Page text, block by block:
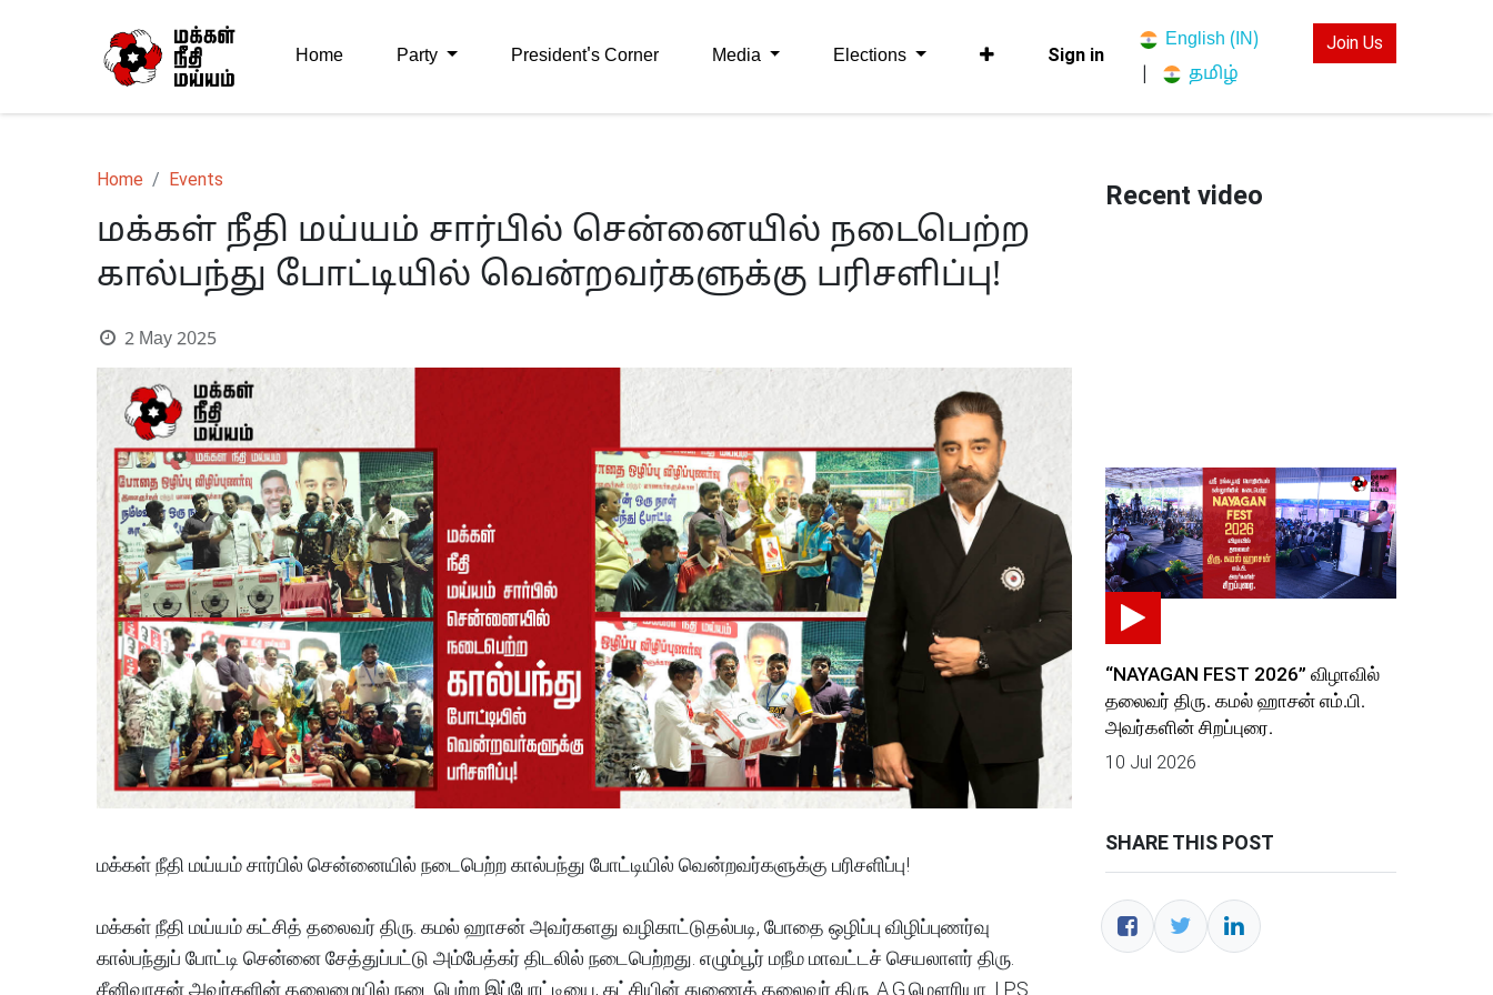
Home Party President's Corner Media Elections Sign in
English (IN)
தமிழ்
Join Us
Home Events
மக்கள் நீதி மய்யம் சார்பில் சென்னையில் நடைபெற்ற
கால்பந்து போட்டியில் வென்றவர்களுக்கு பரிசளிப்பு!
2 May 2025
மக்கள் நீதி மய்யம் சார்பில் சென்னையில் நடைபெற்ற கால்பந்து போட்டியில் வென்றவர்களுக்கு பரிசளிப்பு!
மக்கள் நீதி மய்யம் கட்சித் தலைவர் திரு. கமல் ஹாசன் அவர்களது வழிகாட்டுதல்படி, போதை ஒழிப்பு விழிப்புணர்வு
கால்பந்துப் போட்டி சென்னை சேத்துப்பட்டு அம்பேத்கர் திடலில் நடைபெற்றது. எழும்பூர் மநீம மாவட்டச் செயலாளர் திரு.
சீனிவாசன் அவர்களின் தலைமையில் நடைபெற்ற இப்போட்டியை, கட்சியின் துணைத் தலைவர் திரு. A.G.மௌரியா. I.P.S
Recent video
“NAYAGAN FEST 2026” விழாவில்
தலைவர் திரு. கமல் ஹாசன் எம்.பி.
அவர்களின் சிறப்புரை.
10 Jul 2026
SHARE THIS POST